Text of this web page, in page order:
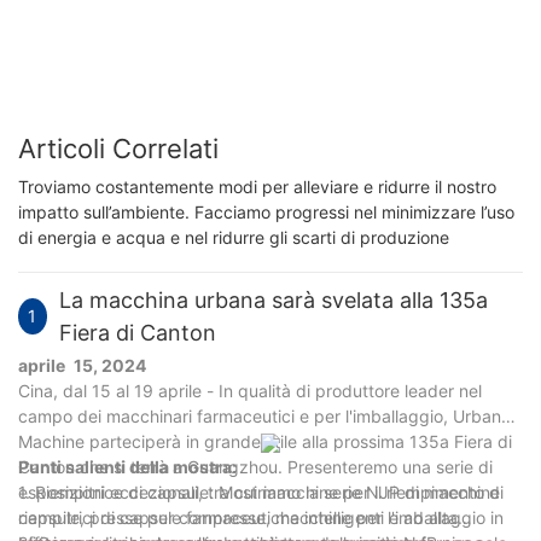
Articoli Correlati
Troviamo costantemente modi per alleviare e ridurre il nostro
impatto sull’ambiente. Facciamo progressi nel minimizzare l’uso
di energia e acqua e nel ridurre gli scarti di produzione
1
La macchina urbana sarà svelata alla 135a
Fiera di Canton
aprile 15, 2024
Cina, dal 15 al 19 aprile - In qualità di produttore leader nel
campo dei macchinari farmaceutici e per l'imballaggio, Urban
Machine parteciperà in grande stile alla prossima 135a Fiera di
Canton che si terrà a Guangzhou. Presenteremo una serie di
esposizioni eccezionali, tra cui macchine per il riempimento di
capsule, presse per compresse, macchine per l'imballaggio in
Punti salienti della mostra:
1. Riempitrice di capsule: Mostriamo la serie NJP di macchine
riempitrici di capsule farmaceutiche intelligenti e ad alta